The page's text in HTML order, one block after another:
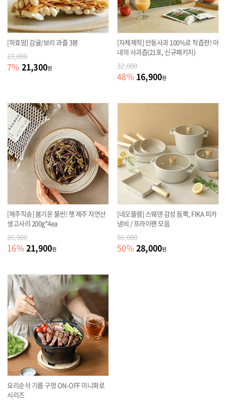
[하효맘] 감귤/보리 과즐 3봉
23,000
7% 21,300원
[자체제작] 안동사과 100%로 착즙한! 아
내의 사과즙(21포, 신규패키지)
32,800
48% 16,900원
[제주직송] 봄기운 물씬! 햇 제주 자연산
생고사리 200g*4ea
26,000
16% 21,900원
[네오플램] 스웨덴 감성 듬뿍, FIKA 피카
냄비 / 프라이팬 모음
56,000
50% 28,000원
요리순삭 기름 구멍 ON-OFF 미니화로
시리즈